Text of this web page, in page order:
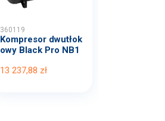
360119
Kompresor dwutłok
owy Black Pro NB1
13 237,88 zł